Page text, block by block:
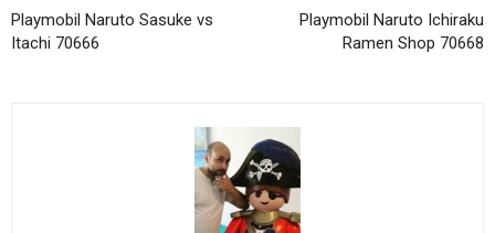
Playmobil Naruto Sasuke vs
Itachi 70666
Playmobil Naruto Ichiraku
Ramen Shop 70668